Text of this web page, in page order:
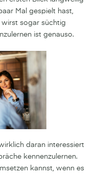
Mal gespielt hast,
sogar süchtig
ist genauso.
daran interessiert
kennenzulernen.
kannst, wenn es